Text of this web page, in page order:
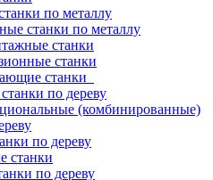
по металлу
станки по металлу
станки
станки
станки
по дереву
(комбинированные)
по дереву
станки
по дереву